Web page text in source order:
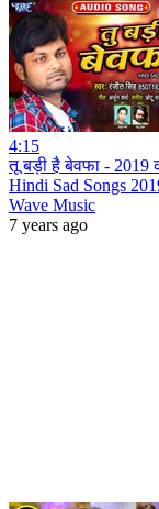
4:15
तू बड़ी है बेवफा - 2019
Hindi Sad Songs
Wave Music
7 years ago